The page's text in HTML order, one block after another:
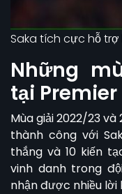
Saka tích cực hỗ
Những
tại
Mùa giải 2022/23
thành công với
thắng và 10 kiến
vinh danh trong
nhận được nhiều